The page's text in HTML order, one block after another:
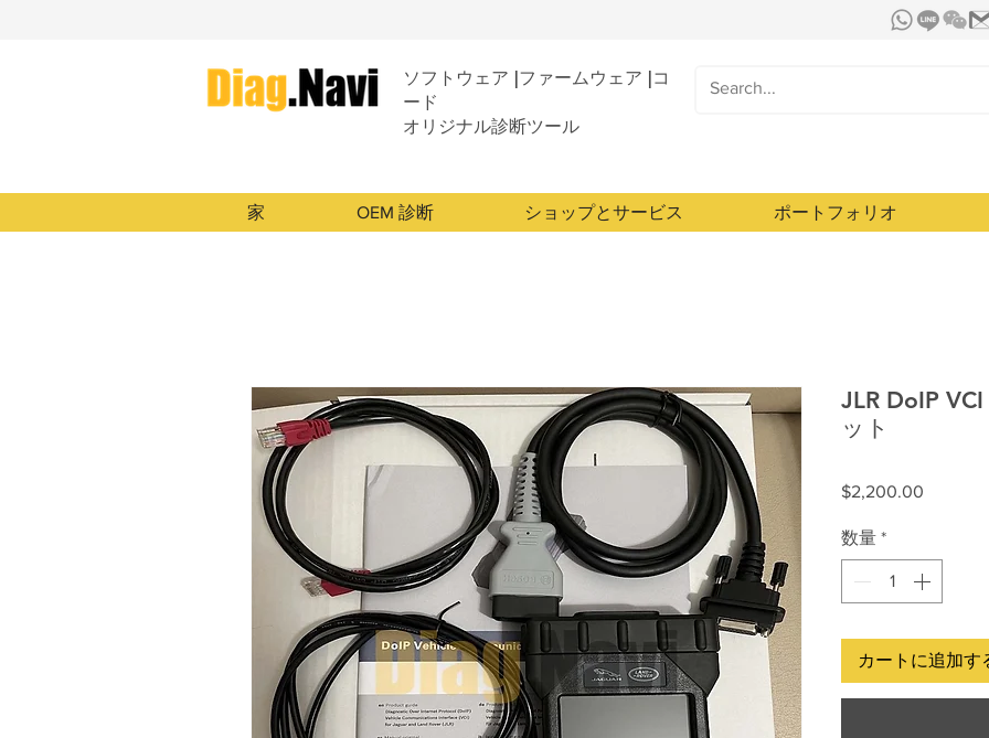
ソフトウェア |ファームウェア |コ
ード
オリジナル診断ツール
家 OEM 診断 ショップとサービス ポートフォリオ
JLR DoIP
ット
$2,200.00
数量 *
カートに追加す